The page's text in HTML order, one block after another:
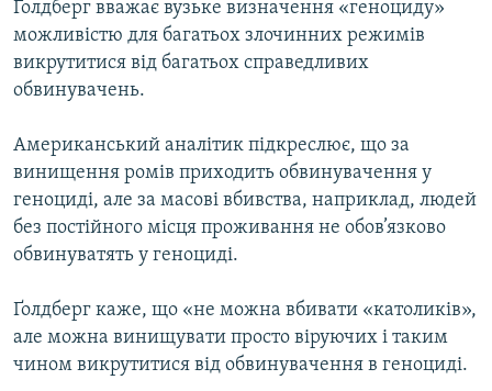
Ґолдберг вважає вузьке визначення «геноциду»
можливістю для багатьох злочинних режимів
викрутитися від багатьох справедливих
обвинувачень.
Американський аналітик підкреслює, що за
винищення ромів приходить обвинувачення у
геноциді, але за масові вбивства, наприклад, людей
без постійного місця проживання не обов’язково
обвинуватять у геноциді.
Ґолдберг каже, що «не можна вбивати «католиків»,
але можна винищувати просто віруючих і таким
чином викрутитися від обвинувачення в геноциді.